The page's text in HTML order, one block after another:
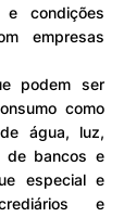
e condições
empresas
como
água, luz,
de bancos e
especial e
e